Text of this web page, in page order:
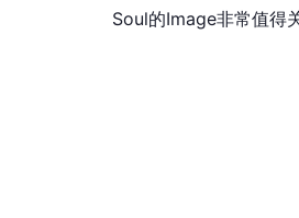
Soul的Image非常值得